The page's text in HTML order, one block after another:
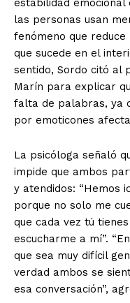
estabilidad emocional
las personas usan
fenómeno que
que sucede en el
sentido, Sordo citó al
Marín para explicar
falta de palabras, ya
por emoticones
La psicóloga señaló
impide que ambos
y atendidos: “Hemos
porque no solo me
que cada vez tú
escucharme a mí”.
que sea muy difícil
verdad ambos se
esa conversación”,